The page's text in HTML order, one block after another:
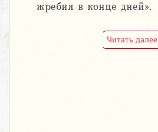
жребия в конце дней».
Читать далее